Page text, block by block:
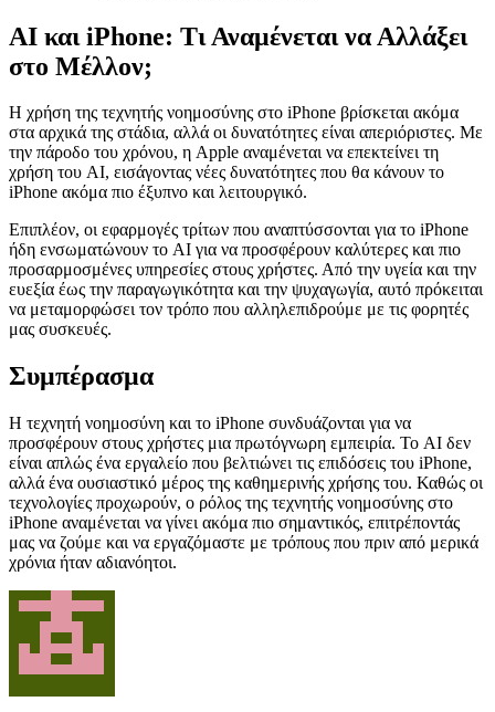
AI και iPhone: Τι Αναμένεται να Αλλάξει
στο Μέλλον;
Η χρήση της τεχνητής νοημοσύνης στο iPhone βρίσκεται ακόμα
στα αρχικά της στάδια, αλλά οι δυνατότητες είναι απεριόριστες. Με
την πάροδο του χρόνου, η Apple αναμένεται να επεκτείνει τη
χρήση του AI, εισάγοντας νέες δυνατότητες που θα κάνουν το
iPhone ακόμα πιο έξυπνο και λειτουργικό.
Επιπλέον, οι εφαρμογές τρίτων που αναπτύσσονται για το iPhone
ήδη ενσωματώνουν το AI για να προσφέρουν καλύτερες και πιο
προσαρμοσμένες υπηρεσίες στους χρήστες. Από την υγεία και την
ευεξία έως την παραγωγικότητα και την ψυχαγωγία, αυτό πρόκειται
να μεταμορφώσει τον τρόπο που αλληλεπιδρούμε με τις φορητές
μας συσκευές.
Συμπέρασμα
Η τεχνητή νοημοσύνη και το iPhone συνδυάζονται για να
προσφέρουν στους χρήστες μια πρωτόγνωρη εμπειρία. Το AI δεν
είναι απλώς ένα εργαλείο που βελτιώνει τις επιδόσεις του iPhone,
αλλά ένα ουσιαστικό μέρος της καθημερινής χρήσης του. Καθώς οι
τεχνολογίες προχωρούν, ο ρόλος της τεχνητής νοημοσύνης στο
iPhone αναμένεται να γίνει ακόμα πιο σημαντικός, επιτρέποντάς
μας να ζούμε και να εργαζόμαστε με τρόπους που πριν από μερικά
χρόνια ήταν αδιανόητοι.